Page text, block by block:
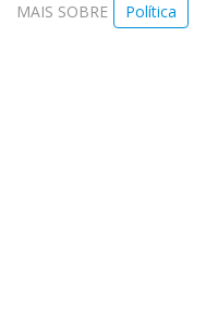
MAIS SOBRE Política